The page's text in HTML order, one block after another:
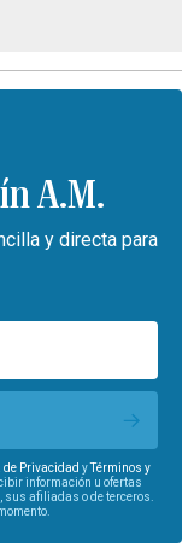
A.M.
y directa para
de Privacidad yTérminos y
información u ofertas
sus afiliadas o de terceros.